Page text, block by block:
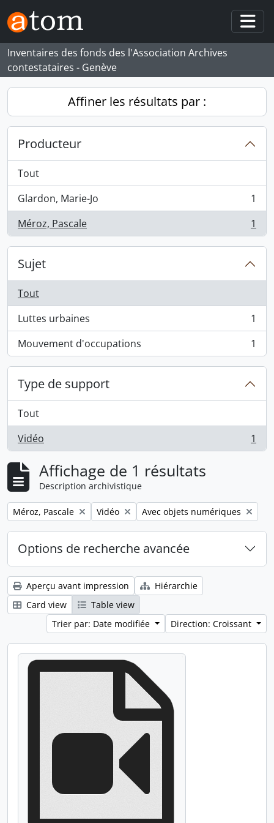
Skip to main content
Inventaires des fonds des l'Association Archives
contestataires - Genève
Affiner les résultats par :
Producteur
Tout
Glardon, Marie-Jo
, 1 résultats
1
Méroz, Pascale
, 1 résultats 1
Sujet
Tout
Luttes urbaines
, 1 résultats
1
Mouvement d'occupations
, 1 résultats 1
Type de support
Tout
Vidéo
, 1 résultats 1
Affichage de 1 résultats
Description archivistique
Remove filter:
Méroz, Pascale Remove filter:
Vidéo Remove filter:
Avec objets numériques
Options de recherche avancée
Aperçu avant impression
Hiérarchie
Card view
Table view
Trier par: Date modifiée
Direction: Croissant